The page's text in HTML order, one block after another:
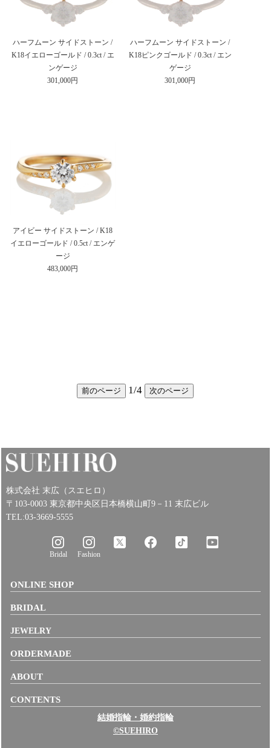
ハーフムーン サイドストーン /
K18イエローゴールド / 0.3ct / エ
ンゲージ
301,000円
ハーフムーン サイドストーン /
K18ピンクゴールド / 0.3ct / エン
ゲージ
301,000円
アイビー サイドストーン / K18
イエローゴールド / 0.5ct / エンゲ
ージ
483,000円
前のページ 1/4 次のページ
株式会社 末広（スエヒロ）
〒103-0003 東京都中央区日本橋横山町9－11 末広ビル
TEL:03-3669-5555
Bridal Fashion
ONLINE SHOP
BRIDAL
JEWELRY
ORDERMADE
ABOUT
CONTENTS
結婚指輪・婚約指輪
©SUEHIRO